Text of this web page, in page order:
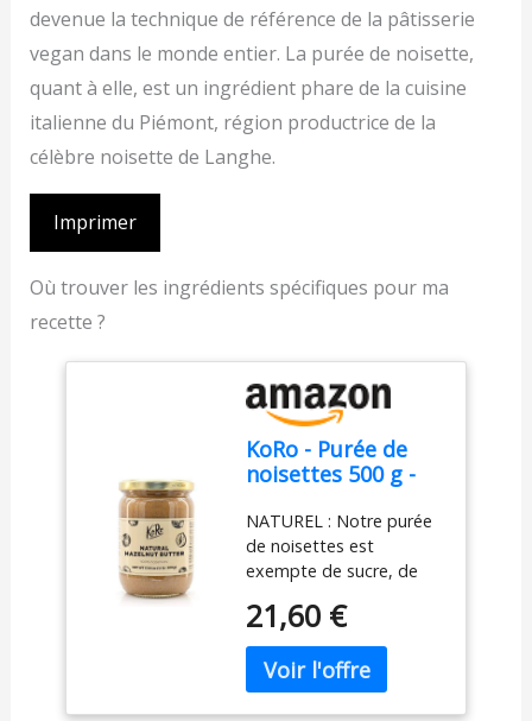
devenue la technique de référence de la pâtisserie
vegan dans le monde entier. La purée de noisette,
quant à elle, est un ingrédient phare de la cuisine
italienne du Piémont, région productrice de la
célèbre noisette de Langhe.
Imprimer
Où trouver les ingrédients spécifiques pour ma
recette ?
KoRo - Purée de
noisettes 500 g -
sans sucre, sel ou
autres additifs,
parfaite comme
pâte à tartiner
NATUREL : Notre purée
de noisettes est
exempte de sucre, de
colorants ou d'autres
additifs et a un goût
parfaitement naturel.
POLYVALENCE : La purée
21,60 €